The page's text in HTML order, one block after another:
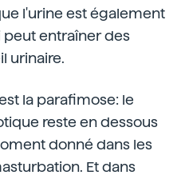
l'urine est également
peut entraîner des
urinaire.
la parafimose: le
reste en dessous
donné dans les
Et dans